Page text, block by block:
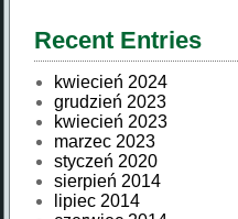
Recent Entries
kwiecień 2024
grudzień 2023
kwiecień 2023
marzec 2023
styczeń 2020
sierpień 2014
lipiec 2014